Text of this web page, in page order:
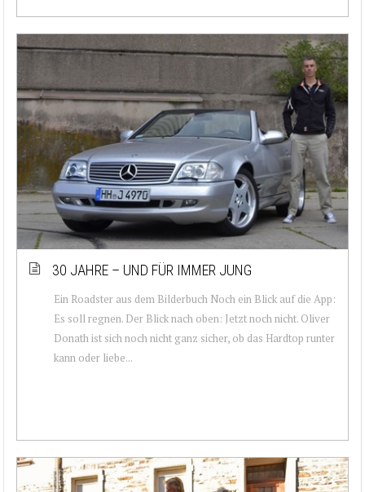
30 JAHRE – UND FÜR IMMER JUNG
Ein Roadster aus dem Bilderbuch Noch ein Blick auf die App:
Es soll regnen. Der Blick nach oben: Jetzt noch nicht. Oliver
Donath ist sich noch nicht ganz sicher, ob das Hardtop runter
kann oder liebe...